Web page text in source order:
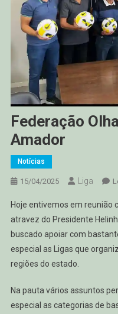
Federação
Amador
Notícias
15/04/2025 Liga
Hoje entivemos em reunião
atravez do Presidente
buscado apoiar com
especial as Ligas que
regiões do estado.
Na pauta vários assuntos
especial as categorias de